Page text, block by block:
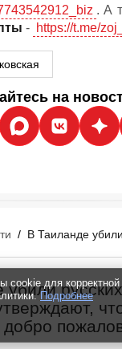
. А
- https://t.me/
на
/
добро
для корректной
Подробнее